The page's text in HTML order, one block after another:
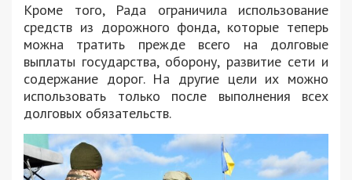
Кроме того, Рада ограничила использование
средств из дорожного фонда, которые теперь
можна тратить прежде всего на долговые
выплаты государства, оборону, развитие сети и
содержание дорог. На другие цели их можно
использовать только после выполнения всех
долговых обязательств.